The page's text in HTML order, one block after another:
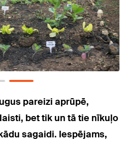
pareizi aprūpē,
bet tik un tā tie nīkuļo
sagaidi. Iespējams,